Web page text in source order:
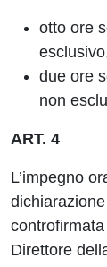
otto ore
due ore
non
ART. 4
L’impegno
Direttore